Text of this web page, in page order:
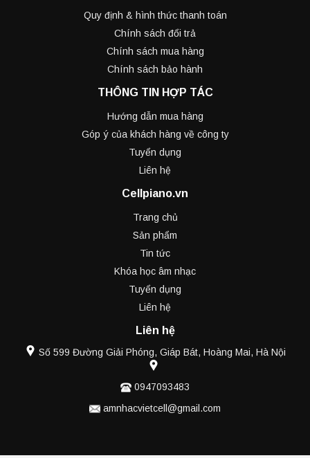
Quy định & hình thức thanh toán
Chính sách đổi trả
Chính sách mua hàng
Chính sách bảo hành
THÔNG TIN HỢP TÁC
Hướng dẫn mua hàng
Góp ý của khách hàng về công ty
Tuyển dụng
Liên hệ
Cellpiano.vn
Trang chủ
Sản phẩm
Tin tức
Khóa học âm nhạc
Tuyển dụng
Liên hệ
Liên hệ
Số 599 Đường Giải Phóng, Giáp Bát, Hoàng Mai, Hà Nội
0947093483
amnhacvietcell@gmail.com